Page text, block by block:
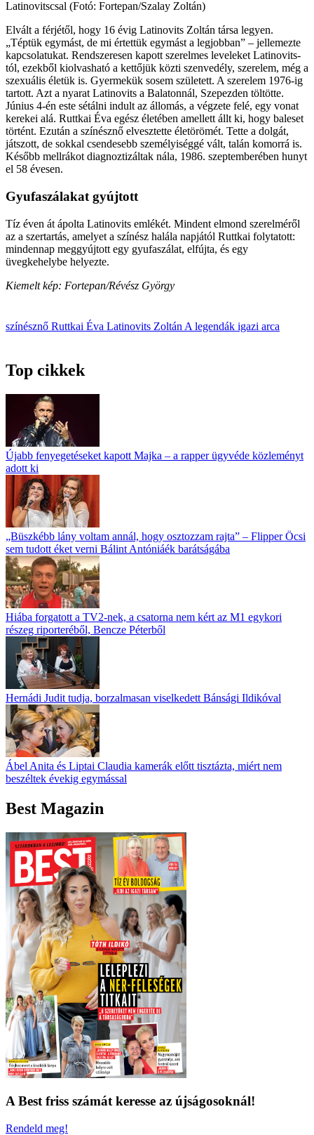
Latinovitscsal (Fotó: Fortepan/Szalay Zoltán)
Elvált a férjétől, hogy 16 évig Latinovits Zoltán társa legyen.
„Téptük egymást, de mi értettük egymást a legjobban” – jellemezte
kapcsolatukat. Rendszeresen kapott szerelmes leveleket Latinovits­
tól, ezekből kiolvasható a kettőjük közti szenvedély, szerelem, még a
szexuális életük is. Gyermekük sosem született. A szerelem 1976-ig
tartott. Azt a nyarat Latinovits a Balatonnál, Szepezden töltötte.
Június 4-én este sétálni indult az állomás, a végzete felé, egy vonat
kerekei alá. Ruttkai Éva egész életében amellett állt ki, hogy baleset
történt. Ezután a színésznő elvesztette életörömét. Tette a dolgát,
játszott, de sokkal csendesebb személyiséggé vált, talán komorrá is.
Később mellrákot diagnoztizáltak nála, 1986. szeptemberében hunyt
el 58 évesen.
Gyufaszálakat gyújtott
Tíz éven át ápolta Latinovits emlékét. Mindent elmond szerelméről
az a szertartás, amelyet a színész halála napjától Ruttkai folytatott:
mindennap meggyújtott egy gyufaszálat, elfújta, és egy
üvegkehelybe helyezte.
Kiemelt kép: Fortepan/Révész György
színésznő Ruttkai Éva Latinovits Zoltán A legendák igazi arca
Top cikkek
Újabb fenyegetéseket kapott Majka – a rapper ügyvéde közleményt
adott ki
„Büszkébb lány voltam annál, hogy osztozzam rajta” – Flipper Öcsi
sem tudott éket verni Bálint Antóniáék barátságába
Hiába forgatott a TV2-nek, a csatorna nem kért az M1 egykori
részeg riporteréből, Bencze Péterből
Hernádi Judit tudja, borzalmasan viselkedett Bánsági Ildikóval
Ábel Anita és Liptai Claudia kamerák előtt tisztázta, miért nem
beszéltek évekig egymással
Best Magazin
A Best friss számát keresse az újságosoknál!
Rendeld meg!